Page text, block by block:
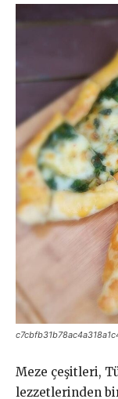
Meze çeşitleri,
lezzetlerinden